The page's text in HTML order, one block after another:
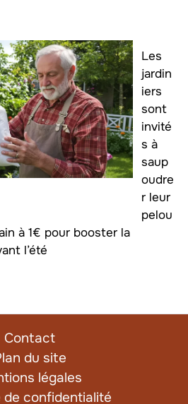
Les
jardin
iers
sont
invité
s à
saup
oudre
r leur
pelou
à 1€ pour booster la
l’été
Contact
du site
légales
de confidentialité